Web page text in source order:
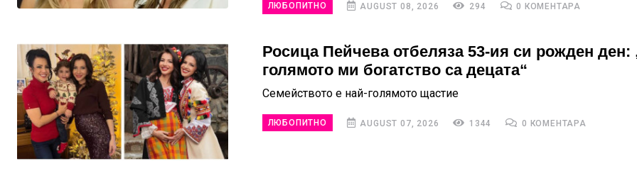
ЛЮБОПИТНО AUGUST 08, 2026 294 0 КОМЕНТАРА
Росица Пейчева отбеляза 53-ия си рожден ден:
голямото ми богатство са децата“
Семейството е най-голямото щастие
ЛЮБОПИТНО AUGUST 07, 2026 1344 0 КОМЕНТАРА